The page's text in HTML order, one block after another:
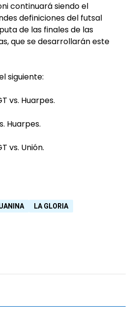
continuará siendo el
definiciones del futsal
de las finales de las
que se desarrollarán este
siguiente:
vs. Huarpes.
Huarpes.
vs. Unión.
LA GLORIA